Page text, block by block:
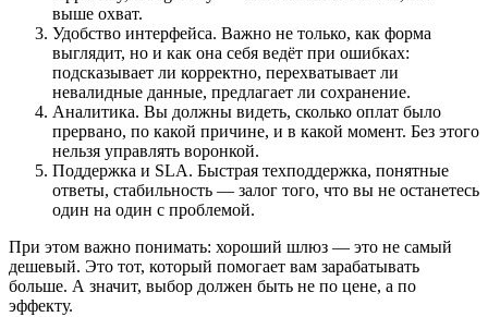
выше охват.
Удобство интерфейса. Важно не только, как форма
выглядит, но и как она себя ведёт при ошибках:
подсказывает ли корректно, перехватывает ли
невалидные данные, предлагает ли сохранение.
Аналитика. Вы должны видеть, сколько оплат было
прервано, по какой причине, и в какой момент. Без этого
нельзя управлять воронкой.
Поддержка и SLA. Быстрая техподдержка, понятные
ответы, стабильность — залог того, что вы не останетесь
один на один с проблемой.
При этом важно понимать: хороший шлюз — это не самый
дешевый. Это тот, который помогает вам зарабатывать
больше. А значит, выбор должен быть не по цене, а по
эффекту.